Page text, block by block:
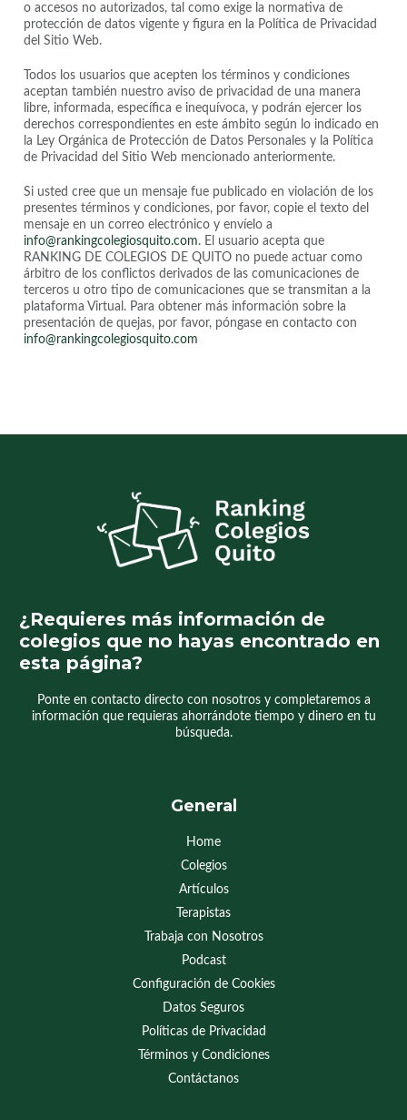
o accesos no autorizados, tal como exige la normativa de
protección de datos vigente y figura en la Política de Privacidad
del Sitio Web.
Todos los usuarios que acepten los términos y condiciones
aceptan también nuestro aviso de privacidad de una manera
libre, informada, específica e inequívoca, y podrán ejercer los
derechos correspondientes en este ámbito según lo indicado en
la Ley Orgánica de Protección de Datos Personales y la Política
de Privacidad del Sitio Web mencionado anteriormente.
Si usted cree que un mensaje fue publicado en violación de los
presentes términos y condiciones, por favor, copie el texto del
mensaje en un correo electrónico y envíelo a
info@rankingcolegiosquito.com. El usuario acepta que
RANKING DE COLEGIOS DE QUITO no puede actuar como
árbitro de los conflictos derivados de las comunicaciones de
terceros u otro tipo de comunicaciones que se transmitan a la
plataforma Virtual. Para obtener más información sobre la
presentación de quejas, por favor, póngase en contacto con
info@rankingcolegiosquito.com
¿Requieres más información de
colegios que no hayas encontrado en
esta página?
Ponte en contacto directo con nosotros y completaremos a
información que requieras ahorrándote tiempo y dinero en tu
búsqueda.
General
Home
Colegios
Artículos
Terapistas
Trabaja con Nosotros
Podcast
Configuración de Cookies
Datos Seguros
Políticas de Privacidad
Términos y Condiciones
Contáctanos